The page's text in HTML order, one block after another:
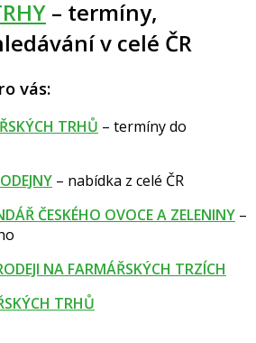
– termíny,
v celé ČR
vás:
TRHŮ – termíny do
– nabídka z celé ČR
ČESKÉHO OVOCE A ZELENINY–
NA FARMÁŘSKÝCH TRZÍCH
TRHŮ